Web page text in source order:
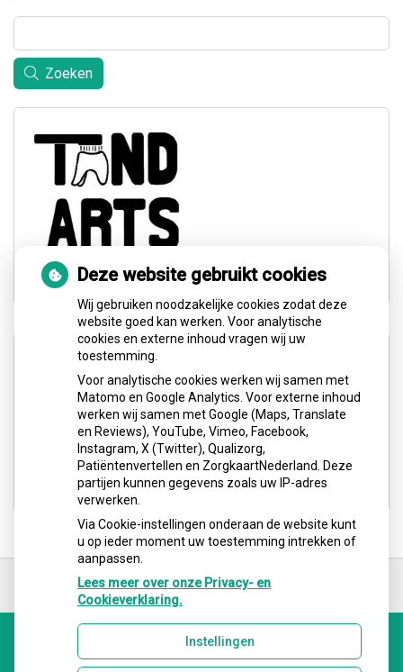
Zoeken
Adresgegevens
Barentszplein 6 E (3e etage)
1013 NJ Amsterdam
Tel: 020-4867348
E-mail ons
de
Uw Zorg Online|Beheer
Deze website gebruikt cookies
Wij gebruiken noodzakelijke cookies zodat deze
website goed kan werken. Voor analytische
cookies en externe inhoud vragen wij uw
toestemming.
Voor analytische cookies werken wij samen met
Matomo en Google Analytics. Voor externe inhoud
werken wij samen met Google (Maps, Translate
en Reviews), YouTube, Vimeo, Facebook,
Instagram, X (Twitter), Qualizorg,
Patiëntenvertellen en ZorgkaartNederland. Deze
partijen kunnen gegevens zoals uw IP-adres
verwerken.
Via Cookie-instellingen onderaan de website kunt
u op ieder moment uw toestemming intrekken of
aanpassen.
Lees meer over onze Privacy- en
Cookieverklaring.
Instellingen